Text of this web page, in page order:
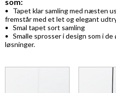
• Tapet klar samling med næsten
fremstår med et let og elegant
• Smal tapet sort samling
• Smalle sprosser i design som i
løsninger.